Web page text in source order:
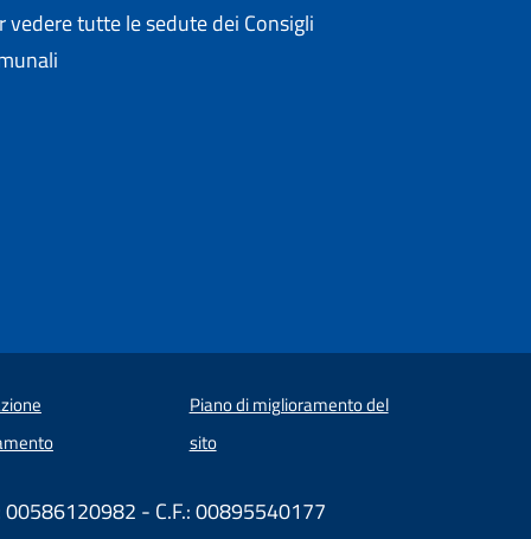
vedere tutte le sedute dei Consigli
Piano di miglioramento del
sito
00586120982 - C.F.: 00895540177